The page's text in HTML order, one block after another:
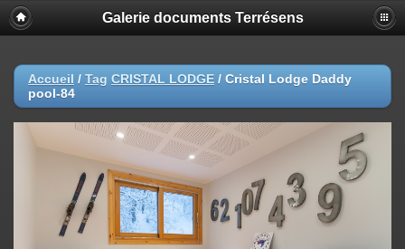
Galerie documents Terrésens
Accueil / Tag CRISTAL LODGE / Cristal Lodge Daddy
pool-84